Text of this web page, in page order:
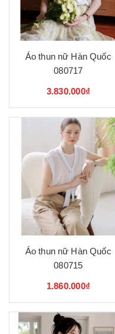
Áo thun nữ Hàn Quốc
080717
3.830.000₫
Áo thun nữ Hàn Quốc
080715
1.860.000₫